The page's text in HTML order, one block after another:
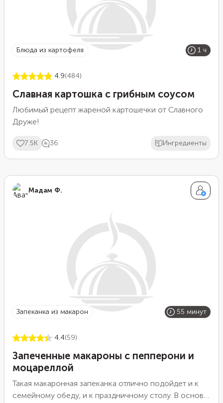
блюда из картофеля 1 ч
4.9(484)
Славная картошка с грибным соусом
Любимый рецепт жареной картошечки от Славного
Друже!
7.5K 36 Ингредиенты
Мадам Ф.
запеканка из макарон 55 минут
4.4(59)
Запеченные макароны с пепперони и
моцареллой
Такая макаронная запеканка отлично подойдет и к
семейному обеду, и к праздничному столу. В основе